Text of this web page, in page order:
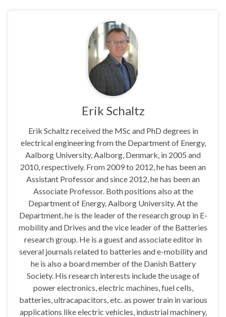
Erik Schaltz
Erik Schaltz received the MSc and PhD degrees in
electrical engineering from the Department of Energy,
Aalborg University, Aalborg, Denmark, in 2005 and
2010, respectively. From 2009 to 2012, he has been an
Assistant Professor and since 2012, he has been an
Associate Professor. Both positions also at the
Department of Energy, Aalborg University. At the
Department, he is the leader of the research group in E-
mobility and Drives and the vice leader of the Batteries
research group. He is a guest and associate editor in
several journals related to batteries and e-mobility and
he is also a board member of the Danish Battery
Society. His research interests include the usage of
power electronics, electric machines, fuel cells,
batteries, ultracapacitors, etc. as power train in various
applications like electric vehicles, industrial machinery,